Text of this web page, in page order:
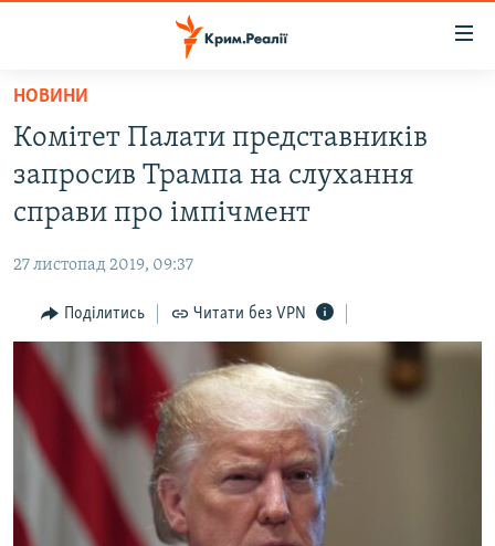
Перейти
основного
матеріалу
Перейти
до
основної
Перейти
до
пошуку
ВІДЕО ТА ФОТО
БЛОГИ
ПОГЛЯД
ІНТЕРВ'Ю
ВСЕ ЗА ДЕНЬ
СПЕЦПРОЕКТИ
ДЕПОРТАЦІЯ
ВІДЕОУРОКИ «ELIFBE»
ЯК ОБІЙТИ БЛОКУВАННЯ
Русский
НОВИНИ
Комітет Палати представників
запросив Трампа на слухання
справи про імпічмент
27 листопад 2019, 09:37
Поділитись Читати без VPN